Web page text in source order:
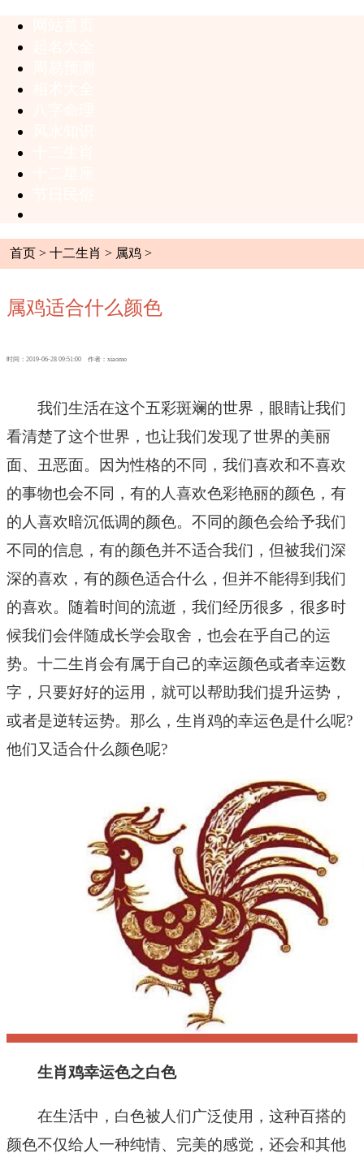
首页 > 十二生肖 > 属鸡 >
属鸡适合什么颜色
时间：2019-06-28 09:51:00 作者：xiaomo
我们生活在这个五彩斑斓的世界，眼睛让我们
看清楚了这个世界，也让我们发现了世界的美丽
面、丑恶面。因为性格的不同，我们喜欢和不喜欢
的事物也会不同，有的人喜欢色彩艳丽的颜色，有
的人喜欢暗沉低调的颜色。不同的颜色会给予我们
不同的信息，有的颜色并不适合我们，但被我们深
深的喜欢，有的颜色适合什么，但并不能得到我们
的喜欢。随着时间的流逝，我们经历很多，很多时
候我们会伴随成长学会取舍，也会在乎自己的运
势。十二生肖会有属于自己的幸运颜色或者幸运数
字，只要好好的运用，就可以帮助我们提升运势，
或者是逆转运势。那么，生肖鸡的幸运色是什么呢?
他们又适合什么颜色呢?
生肖鸡幸运色之白色
在生活中，白色被人们广泛使用，这种百搭的
颜色不仅给人一种纯情、完美的感觉，还会和其他